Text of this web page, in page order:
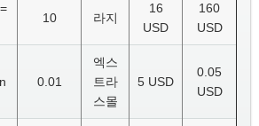
10 라지
16
USD
160
USD
0.01
엑스
트라
스몰
5 USD
0.05
USD